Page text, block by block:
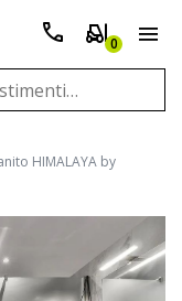
0
HIMALAYA by